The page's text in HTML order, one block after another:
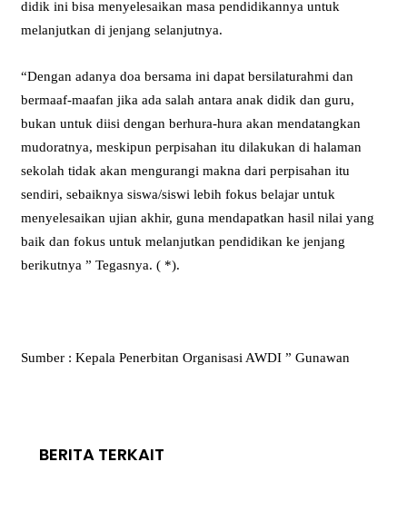
didik ini bisa menyelesaikan masa pendidikannya untuk
melanjutkan di jenjang selanjutnya.
“Dengan adanya doa bersama ini dapat bersilaturahmi dan
bermaaf-maafan jika ada salah antara anak didik dan guru,
bukan untuk diisi dengan berhura-hura akan mendatangkan
mudoratnya, meskipun perpisahan itu dilakukan di halaman
sekolah tidak akan mengurangi makna dari perpisahan itu
sendiri, sebaiknya siswa/siswi lebih fokus belajar untuk
menyelesaikan ujian akhir, guna mendapatkan hasil nilai yang
baik dan fokus untuk melanjutkan pendidikan ke jenjang
berikutnya ” Tegasnya. ( *).
Sumber : Kepala Penerbitan Organisasi AWDI ” Gunawan
BERITA TERKAIT